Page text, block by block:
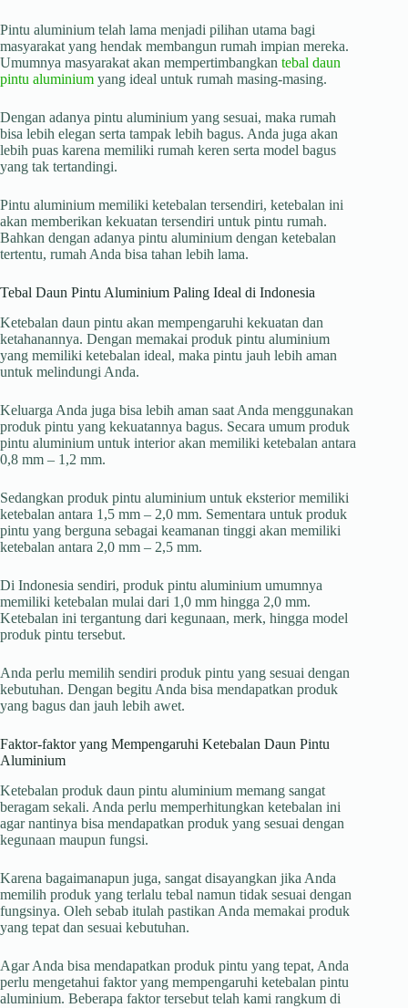
Pintu aluminium telah lama menjadi pilihan utama bagi
masyarakat yang hendak membangun rumah impian mereka.
Umumnya masyarakat akan mempertimbangkan tebal daun
pintu aluminium yang ideal untuk rumah masing-masing.
Dengan adanya pintu aluminium yang sesuai, maka rumah
bisa lebih elegan serta tampak lebih bagus. Anda juga akan
lebih puas karena memiliki rumah keren serta model bagus
yang tak tertandingi.
Pintu aluminium memiliki ketebalan tersendiri, ketebalan ini
akan memberikan kekuatan tersendiri untuk pintu rumah.
Bahkan dengan adanya pintu aluminium dengan ketebalan
tertentu, rumah Anda bisa tahan lebih lama.
Tebal Daun Pintu Aluminium Paling Ideal di Indonesia
Ketebalan daun pintu akan mempengaruhi kekuatan dan
ketahanannya. Dengan memakai produk pintu aluminium
yang memiliki ketebalan ideal, maka pintu jauh lebih aman
untuk melindungi Anda.
Keluarga Anda juga bisa lebih aman saat Anda menggunakan
produk pintu yang kekuatannya bagus. Secara umum produk
pintu aluminium untuk interior akan memiliki ketebalan antara
0,8 mm – 1,2 mm.
Sedangkan produk pintu aluminium untuk eksterior memiliki
ketebalan antara 1,5 mm – 2,0 mm. Sementara untuk produk
pintu yang berguna sebagai keamanan tinggi akan memiliki
ketebalan antara 2,0 mm – 2,5 mm.
Di Indonesia sendiri, produk pintu aluminium umumnya
memiliki ketebalan mulai dari 1,0 mm hingga 2,0 mm.
Ketebalan ini tergantung dari kegunaan, merk, hingga model
produk pintu tersebut.
Anda perlu memilih sendiri produk pintu yang sesuai dengan
kebutuhan. Dengan begitu Anda bisa mendapatkan produk
yang bagus dan jauh lebih awet.
Faktor-faktor yang Mempengaruhi Ketebalan Daun Pintu
Aluminium
Ketebalan produk daun pintu aluminium memang sangat
beragam sekali. Anda perlu memperhitungkan ketebalan ini
agar nantinya bisa mendapatkan produk yang sesuai dengan
kegunaan maupun fungsi.
Karena bagaimanapun juga, sangat disayangkan jika Anda
memilih produk yang terlalu tebal namun tidak sesuai dengan
fungsinya. Oleh sebab itulah pastikan Anda memakai produk
yang tepat dan sesuai kebutuhan.
Agar Anda bisa mendapatkan produk pintu yang tepat, Anda
perlu mengetahui faktor yang mempengaruhi ketebalan pintu
aluminium. Beberapa faktor tersebut telah kami rangkum di